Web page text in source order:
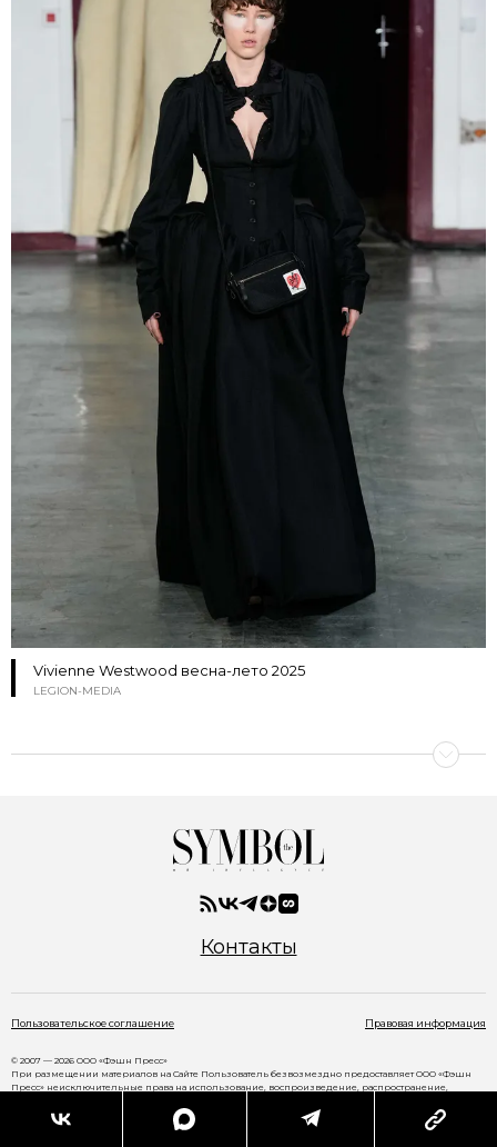
Vivienne Westwood весна-лето 2025
LEGION-MEDIA
Контакты
Пользовательское соглашение Правовая информация
© 2007 — 2026 ООО «Фэшн Пресс»
При размещении материалов на Сайте Пользователь безвозмездно предоставляет ООО «Фэшн
Пресс» неисключительные права на использование, воспроизведение, распространение,
всеобщего сведения через сайт
www.thesymbol.ru